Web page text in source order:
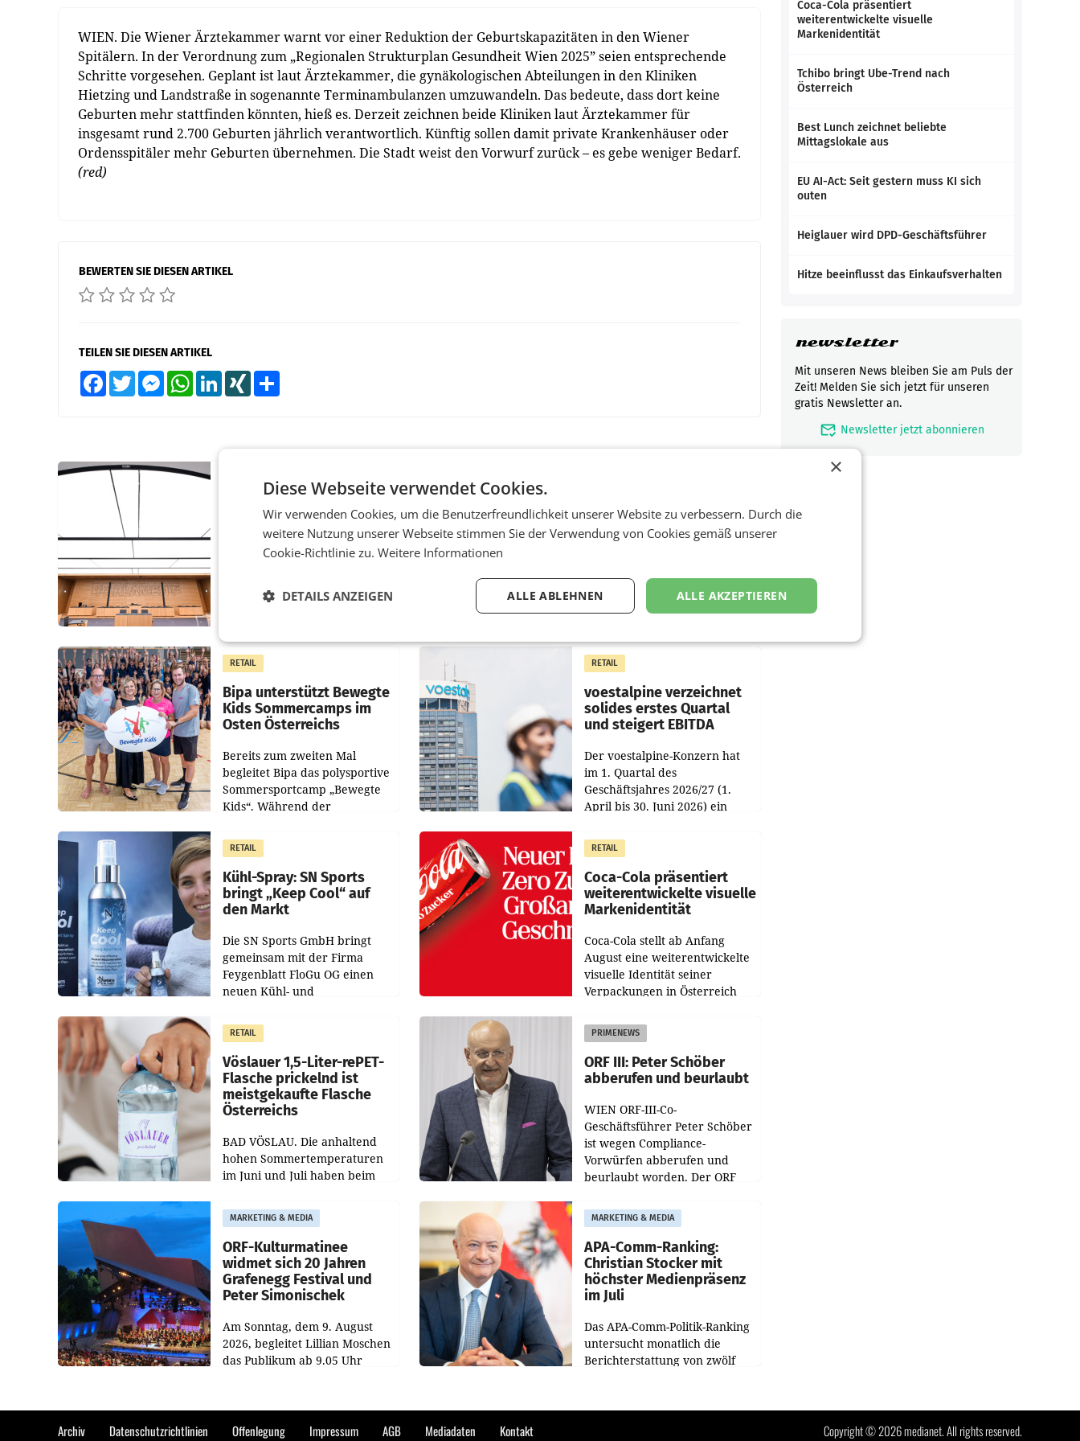
WIEN. Die Wiener Ärztekammer warnt vor einer Reduktion der Geburtskapazitäten in den Wiener
Spitälern. In der Verordnung zum „Regionalen Strukturplan Gesundheit Wien 2025” seien entsprechende
Schritte vorgesehen. Geplant ist laut Ärztekammer, die gynäkologischen Abteilungen in den Kliniken
Hietzing und Landstraße in sogenannte Terminambulanzen umzuwandeln. Das bedeute, dass dort keine
Geburten mehr stattfinden könnten, hieß es. Derzeit zeichnen beide Kliniken laut Ärztekammer für
insgesamt rund 2.700 Geburten jährlich verantwortlich. Künftig sollen damit private Krankenhäuser oder
Ordensspitäler mehr Geburten übernehmen. Die Stadt weist den Vorwurf zurück – es gebe weniger Bedarf.
(red)
BEWERTEN SIE DIESEN ARTIKEL
TEILEN SIE DIESEN ARTIKEL
FacebookTwitter MessengerWhatsAppLinkedInXING
Pilnacek-U-Ausschuss -
Presserat fordert sensible
Berichterstattung
Medienvertreter dazu auf, im
U-Ausschuss zu den
Ableben des Ex-Sektionschefs
im Justizministerium, Christian
Pilnacek, auf sensible
Stiftungsrat Lederer
wehrt sich in den SN
gegen Vorwürfe
derzeit den ORF. Am Dienstag
soll im Stiftungsrat über die
Pig vorgeschlagenen
Besetzungen für die
Direktionen abgestimmt
werden.
RETAIL
Bipa unterstützt Bewegte
Kids Sommercamps im
Osten Österreichs
Bereits zum zweiten Mal
begleitet Bipa das polysportive
Sommersportcamp „Bewegte
Kids“. Während der
Juli und August versorgt das
Unternehmen Kinder sowie
RETAIL
voestalpine verzeichnet
solides erstes Quartal
und steigert EBITDA
Der voestalpine-Konzern hat
im 1. Quartal des
Geschäftsjahres 2026/27 (1.
April bis 30. Juni 2026) ein
Der Umsatz stieg im Vergleich
zur Vorjahresperiode
RETAIL
Kühl-Spray: SN Sports
bringt „Keep Cool“ auf
den Markt
Die SN Sports GmbH bringt
gemeinsam mit der Firma
Feygenblatt FloGu OG einen
neuen Kühl- und
Markt. Das Produkt namens
„Keep Cool“ ist zu 100 Prozent
RETAIL
Coca-Cola präsentiert
weiterentwickelte visuelle
Markenidentität
Coca-Cola stellt ab Anfang
August eine weiterentwickelte
visuelle Identität seiner
Verpackungen in Österreich
Redesigns stehen zentrale
Gestaltungselemente
RETAIL
Vöslauer 1,5-Liter-rePET-
Flasche prickelnd ist
meistgekaufte Flasche
Österreichs
BAD VÖSLAU. Die anhaltend
hohen Sommertemperaturen
im Juni und Juli haben beim
Getränkehersteller Vöslauer zu
deutlichen Absatzzuwächsen
geführt. Während
PRIMENEWS
ORF III: Peter Schöber
abberufen und beurlaubt
WIEN ORF-III-Co-
Geschäftsführer Peter Schöber
ist wegen Compliance-
Vorwürfen abberufen und
beurlaubt worden. Der ORF
entsprechende
Medienberichte.
MARKETING & MEDIA
ORF-Kulturmatinee
widmet sich 20 Jahren
Grafenegg Festival und
Peter Simonischek
Am Sonntag, dem 9. August
2026, begleitet Lillian Moschen
das Publikum ab 9.05 Uhr
startet mit der Dokumentation
„20 Jahre Grafenegg
MARKETING & MEDIA
APA-Comm-Ranking:
Christian Stocker mit
höchster Medienpräsenz
im Juli
Das APA-Comm-Politik-Ranking
untersucht monatlich die
Berichterstattung von zwölf
welche Politikerinnen und
Coca-Cola präsentiert
weiterentwickelte visuelle
Markenidentität
Tchibo bringt Ube-Trend nach
Österreich
Best Lunch zeichnet beliebte
Mittagslokale aus
EU AI-Act: Seit gestern muss KI sich
outen
Heiglauer wird DPD-Geschäftsführer
Hitze beeinflusst das Einkaufsverhalten
newsletter
Mit unseren News bleiben Sie am Puls der
Zeit! Melden Sie sich jetzt für unseren
gratis Newsletter an.
mark_email_read Newsletter jetzt abonnieren
Archiv Datenschutzrichtlinien Offenlegung Impressum AGB Mediadaten Kontakt Copyright © 2026 medianet. All rights reserved.
×
Diese Webseite verwendet Cookies.
Wir verwenden Cookies, um die Benutzerfreundlichkeit unserer Website zu verbessern. Durch die
weitere Nutzung unserer Webseite stimmen Sie der Verwendung von Cookies gemäß unserer
Cookie-Richtlinie zu. Weitere Informationen
ALLE AKZEPTIEREN
ALLE ABLEHNEN
DETAILS ANZEIGEN